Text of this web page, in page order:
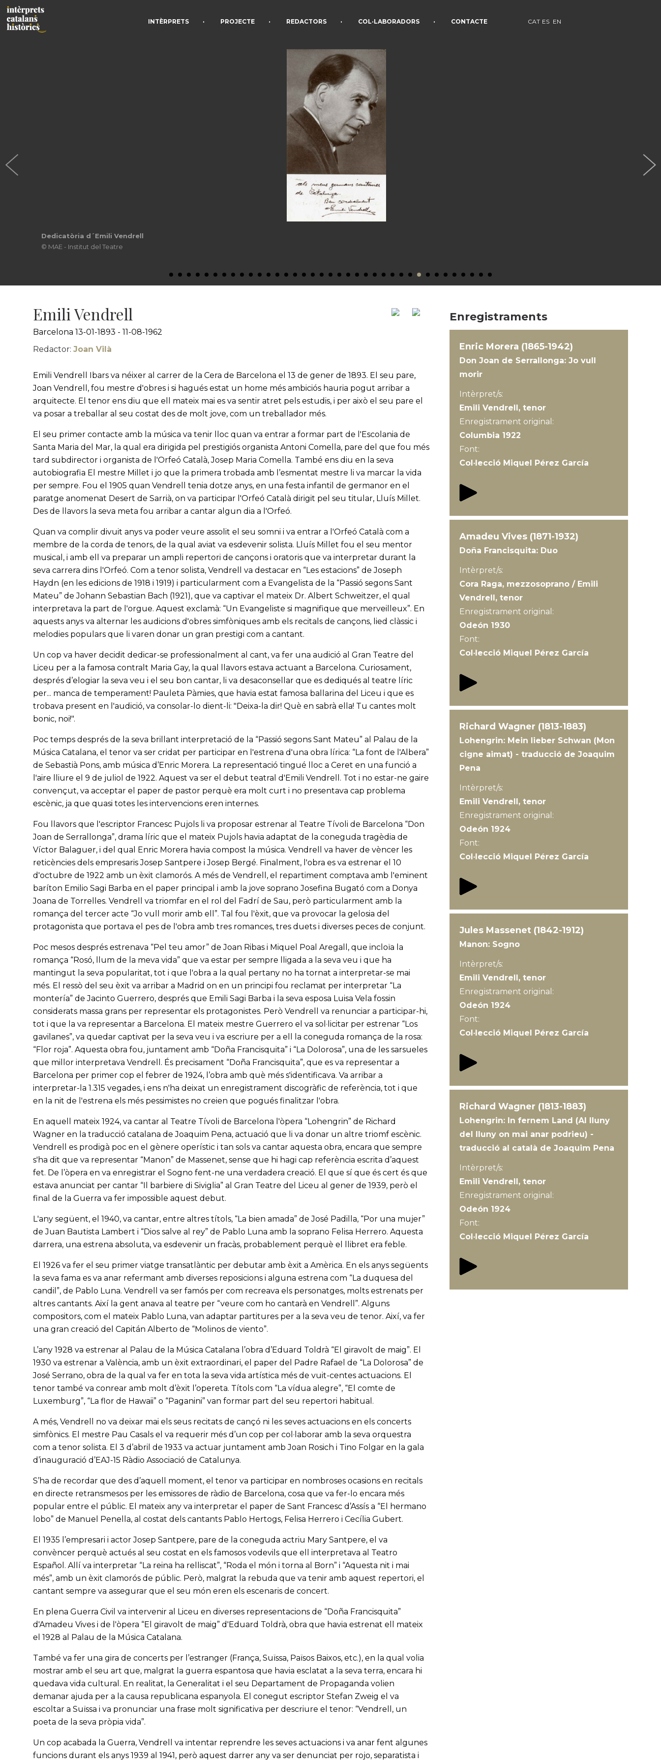
INTÈRPRETS • PROJECTE • REDACTORS • COL·LABORADORS • CONTACTE CAT ES EN
Dedicatòria d´Emili Vendrell
© MAE - Institut del Teatre
Emili Vendrell
Barcelona 13-01-1893 - 11-08-1962
Redactor:Joan Vilà
Emili Vendrell Ibars va néixer al carrer de la Cera de Barcelona el 13 de gener de 1893. El seu pare,
Joan Vendrell, fou mestre d'obres i si hagués estat un home més ambiciós hauria pogut arribar a
arquitecte. El tenor ens diu que ell mateix mai es va sentir atret pels estudis, i per això el seu pare el
va posar a treballar al seu costat des de molt jove, com un treballador més.
El seu primer contacte amb la música va tenir lloc quan va entrar a formar part de l'Escolania de
Santa Maria del Mar, la qual era dirigida pel prestigiós organista Antoni Comella, pare del que fou més
tard subdirector i organista de l'Orfeó Català, Josep Maria Comella. També ens diu en la seva
autobiografia El mestre Millet i jo que la primera trobada amb l’esmentat mestre li va marcar la vida
per sempre. Fou el 1905 quan Vendrell tenia dotze anys, en una festa infantil de germanor en el
paratge anomenat Desert de Sarrià, on va participar l'Orfeó Català dirigit pel seu titular, Lluís Millet.
Des de llavors la seva meta fou arribar a cantar algun dia a l'Orfeó.
Quan va complir divuit anys va poder veure assolit el seu somni i va entrar a l'Orfeó Català com a
membre de la corda de tenors, de la qual aviat va esdevenir solista. Lluís Millet fou el seu mentor
musical, i amb ell va preparar un ampli repertori de cançons i oratoris que va interpretar durant la
seva carrera dins l'Orfeó. Com a tenor solista, Vendrell va destacar en “Les estacions” de Joseph
Haydn (en les edicions de 1918 i 1919) i particularment com a Evangelista de la “Passió segons Sant
Mateu” de Johann Sebastian Bach (1921), que va captivar el mateix Dr. Albert Schweitzer, el qual
interpretava la part de l'orgue. Aquest exclamà: “Un Evangeliste si magnifique que merveilleux”. En
aquests anys va alternar les audicions d'obres simfòniques amb els recitals de cançons, lied clàssic i
melodies populars que li varen donar un gran prestigi com a cantant.
Un cop va haver decidit dedicar-se professionalment al cant, va fer una audició al Gran Teatre del
Liceu per a la famosa contralt Maria Gay, la qual llavors estava actuant a Barcelona. Curiosament,
després d’elogiar la seva veu i el seu bon cantar, li va desaconsellar que es dediqués al teatre líric
per... manca de temperament! Pauleta Pàmies, que havia estat famosa ballarina del Liceu i que es
trobava present en l'audició, va consolar-lo dient-li: "Deixa-la dir! Què en sabrà ella! Tu cantes molt
bonic, noi!".
Poc temps després de la seva brillant interpretació de la “Passió segons Sant Mateu” al Palau de la
Música Catalana, el tenor va ser cridat per participar en l'estrena d'una obra lírica: “La font de l'Albera”
de Sebastià Pons, amb música d’Enric Morera. La representació tingué lloc a Ceret en una funció a
l'aire lliure el 9 de juliol de 1922. Aquest va ser el debut teatral d'Emili Vendrell. Tot i no estar-ne gaire
convençut, va acceptar el paper de pastor perquè era molt curt i no presentava cap problema
escènic, ja que quasi totes les intervencions eren internes.
Fou llavors que l'escriptor Francesc Pujols li va proposar estrenar al Teatre Tívoli de Barcelona “Don
Joan de Serrallonga”, drama líric que el mateix Pujols havia adaptat de la coneguda tragèdia de
Víctor Balaguer, i del qual Enric Morera havia compost la música. Vendrell va haver de vèncer les
reticències dels empresaris Josep Santpere i Josep Bergé. Finalment, l'obra es va estrenar el 10
d'octubre de 1922 amb un èxit clamorós. A més de Vendrell, el repartiment comptava amb l'eminent
baríton Emilio Sagi Barba en el paper principal i amb la jove soprano Josefina Bugató com a Donya
Joana de Torrelles. Vendrell va triomfar en el rol del Fadrí de Sau, però particularment amb la
romança del tercer acte “Jo vull morir amb ell”. Tal fou l'èxit, que va provocar la gelosia del
protagonista que portava el pes de l'obra amb tres romances, tres duets i diverses peces de conjunt.
Poc mesos després estrenava “Pel teu amor” de Joan Ribas i Miquel Poal Aregall, que incloïa la
romança “Rosó, llum de la meva vida” que va estar per sempre lligada a la seva veu i que ha
mantingut la seva popularitat, tot i que l'obra a la qual pertany no ha tornat a interpretar-se mai
més. El ressò del seu èxit va arribar a Madrid on en un principi fou reclamat per interpretar “La
montería” de Jacinto Guerrero, després que Emili Sagi Barba i la seva esposa Luisa Vela fossin
considerats massa grans per representar els protagonistes. Però Vendrell va renunciar a participar-hi,
tot i que la va representar a Barcelona. El mateix mestre Guerrero el va sol·licitar per estrenar “Los
gavilanes”, va quedar captivat per la seva veu i va escriure per a ell la coneguda romança de la rosa:
“Flor roja”. Aquesta obra fou, juntament amb “Doña Francisquita” i “La Dolorosa”, una de les sarsueles
que millor interpretava Vendrell. És precisament “Doña Francisquita”, que es va representar a
Barcelona per primer cop el febrer de 1924, l’obra amb què més s'identificava. Va arribar a
interpretar-la 1.315 vegades, i ens n'ha deixat un enregistrament discogràfic de referència, tot i que
en la nit de l'estrena els més pessimistes no creien que pogués finalitzar l'obra.
En aquell mateix 1924, va cantar al Teatre Tívoli de Barcelona l'òpera “Lohengrin” de Richard
Wagner en la traducció catalana de Joaquim Pena, actuació que li va donar un altre triomf escènic.
Vendrell es prodigà poc en el gènere operístic i tan sols va cantar aquesta obra, encara que sempre
s'ha dit que va representar “Manon” de Massenet, sense que hi hagi cap referència escrita d’aquest
fet. De l’òpera en va enregistrar el Sogno fent-ne una verdadera creació. El que sí que és cert és que
estava anunciat per cantar “Il barbiere di Siviglia” al Gran Teatre del Liceu al gener de 1939, però el
final de la Guerra va fer impossible aquest debut.
L'any següent, el 1940, va cantar, entre altres títols, “La bien amada” de José Padilla, “Por una mujer”
de Juan Bautista Lambert i “Dios salve al rey” de Pablo Luna amb la soprano Felisa Herrero. Aquesta
darrera, una estrena absoluta, va esdevenir un fracàs, probablement perquè el llibret era feble.
El 1926 va fer el seu primer viatge transatlàntic per debutar amb èxit a Amèrica. En els anys següents
la seva fama es va anar refermant amb diverses reposicions i alguna estrena com “La duquesa del
candil”, de Pablo Luna. Vendrell va ser famós per com recreava els personatges, molts estrenats per
altres cantants. Així la gent anava al teatre per “veure com ho cantarà en Vendrell”. Alguns
compositors, com el mateix Pablo Luna, van adaptar partitures per a la seva veu de tenor. Així, va fer
una gran creació del Capitán Alberto de “Molinos de viento”.
L’any 1928 va estrenar al Palau de la Música Catalana l’obra d’Eduard Toldrà “El giravolt de maig”. El
1930 va estrenar a València, amb un èxit extraordinari, el paper del Padre Rafael de “La Dolorosa” de
José Serrano, obra de la qual va fer en tota la seva vida artística més de vuit-centes actuacions. El
tenor també va conrear amb molt d’èxit l’opereta. Títols com “La vídua alegre”, “El comte de
Luxemburg”, “La flor de Hawaii” o “Paganini” van formar part del seu repertori habitual.
A més, Vendrell no va deixar mai els seus recitats de cançó ni les seves actuacions en els concerts
simfònics. El mestre Pau Casals el va requerir més d’un cop per col·laborar amb la seva orquestra
com a tenor solista. El 3 d’abril de 1933 va actuar juntament amb Joan Rosich i Tino Folgar en la gala
d’inauguració d’EAJ-15 Ràdio Associació de Catalunya.
S’ha de recordar que des d’aquell moment, el tenor va participar en nombroses ocasions en recitals
en directe retransmesos per les emissores de ràdio de Barcelona, cosa que va fer-lo encara més
popular entre el públic. El mateix any va interpretar el paper de Sant Francesc d’Assís a “El hermano
lobo” de Manuel Penella, al costat dels cantants Pablo Hertogs, Felisa Herrero i Cecília Gubert.
El 1935 l’empresari i actor Josep Santpere, pare de la coneguda actriu Mary Santpere, el va
convèncer perquè actués al seu costat en els famosos vodevils que ell interpretava al Teatro
Español. Allí va interpretar “La reina ha relliscat”, “Roda el món i torna al Born” i “Aquesta nit i mai
més”, amb un èxit clamorós de públic. Però, malgrat la rebuda que va tenir amb aquest repertori, el
cantant sempre va assegurar que el seu món eren els escenaris de concert.
En plena Guerra Civil va intervenir al Liceu en diverses representacions de “Doña Francisquita”
d'Amadeu Vives i de l'òpera “El giravolt de maig” d'Eduard Toldrà, obra que havia estrenat ell mateix
el 1928 al Palau de la Música Catalana.
També va fer una gira de concerts per l’estranger (França, Suïssa, Països Baixos, etc.), en la qual volia
mostrar amb el seu art que, malgrat la guerra espantosa que havia esclatat a la seva terra, encara hi
quedava vida cultural. En realitat, la Generalitat i el seu Departament de Propaganda volien
demanar ajuda per a la causa republicana espanyola. El conegut escriptor Stefan Zweig el va
escoltar a Suïssa i va pronunciar una frase molt significativa per descriure el tenor: “Vendrell, un
poeta de la seva pròpia vida”.
Un cop acabada la Guerra, Vendrell va intentar reprendre les seves actuacions i va anar fent algunes
funcions durant els anys 1939 al 1941, però aquest darrer any va ser denunciat per rojo, separatista i
Enregistraments
Enric Morera (1865-1942)
Don Joan de Serrallonga: Jo vull
morir
Intèrpret/s:
Emili Vendrell, tenor
Enregistrament original:
Columbia 1922
Font:
Col·lecció Miquel Pérez García
Amadeu Vives (1871-1932)
Doña Francisquita: Duo
Intèrpret/s:
Cora Raga, mezzosoprano / Emili
Vendrell, tenor
Enregistrament original:
Odeón 1930
Font:
Col·lecció Miquel Pérez García
Richard Wagner (1813-1883)
Lohengrin: Mein lieber Schwan (Mon
cigne aimat) - traducció de Joaquim
Pena
Intèrpret/s:
Emili Vendrell, tenor
Enregistrament original:
Odeón 1924
Font:
Col·lecció Miquel Pérez García
Jules Massenet (1842-1912)
Manon: Sogno
Intèrpret/s:
Emili Vendrell, tenor
Enregistrament original:
Odeón 1924
Font:
Col·lecció Miquel Pérez García
Richard Wagner (1813-1883)
Lohengrin: In fernem Land (Al lluny
del lluny on mai anar podrieu) -
traducció al català de Joaquim Pena
Intèrpret/s:
Emili Vendrell, tenor
Enregistrament original:
Odeón 1924
Font:
Col·lecció Miquel Pérez García